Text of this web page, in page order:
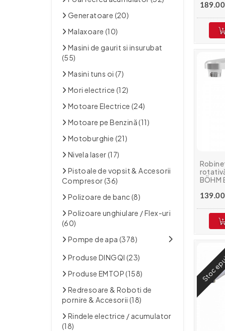
Generatoare (20)
Malaxoare (10)
Masini de gaurit si insurubat
(55)
Masini tuns oi (7)
Mori electrice (12)
Motoare Electrice (24)
Motoare pe Benzină (11)
Motoburghie (21)
Nivela laser (17)
Pistoale de vopsit & Accesorii
Compresor (36)
Polizoare de banc (8)
Polizoare unghiulare / Flex-uri
(60)
Pompe de apa (378)
Produse DINGQI (23)
Produse EMTOP (158)
Redresoare & Roboti de
pornire & Accesorii (18)
Rindele electrice / acumulator
(18)
BÖHM
Stoc